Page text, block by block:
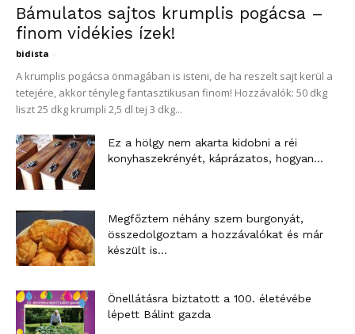
Bámulatos sajtos krumplis pogácsa –
finom vidékies ízek!
bidista -
A krumplis pogácsa önmagában is isteni, de ha reszelt sajt kerül a
tetejére, akkor tényleg fantasztikusan finom! Hozzávalók: 50 dkg
liszt 25 dkg krumpli 2,5 dl tej 3 dkg...
Ez a hölgy nem akarta kidobni a réi
konyhaszekrényét, káprázatos, hogyan...
Megfőztem néhány szem burgonyát,
összedolgoztam a hozzávalókat és már
készült is...
Önellátásra biztatott a 100. életévébe
lépett Bálint gazda